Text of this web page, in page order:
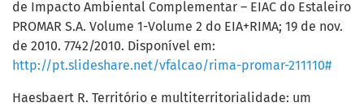
de Impacto Ambiental Complementar – EIAC do Estaleiro
PROMAR S.A. Volume 1-Volume 2 do EIA+RIMA; 19 de nov.
de 2010. 7742/2010. Disponível em:
http://pt.slideshare.net/vfalcao/rima-promar-211110#
Haesbaert R. Território e multiterritorialidade: um